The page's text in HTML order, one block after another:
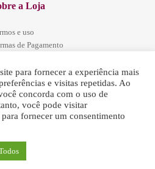
para fornecer a experiência mais
e visitas repetidas. Ao
concorda com o uso de
você pode visitar
fornecer um consentimento
a Loja
e uso
de Pagamento
Defesa do Consumidor
das Promoções
de Arrependimento e Trocas